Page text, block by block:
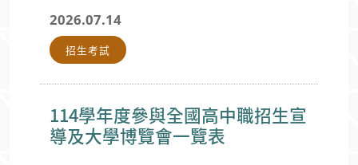
2026.07.14
招生考試
114學年度參與全國高中職招生宣
導及大學博覽會一覽表